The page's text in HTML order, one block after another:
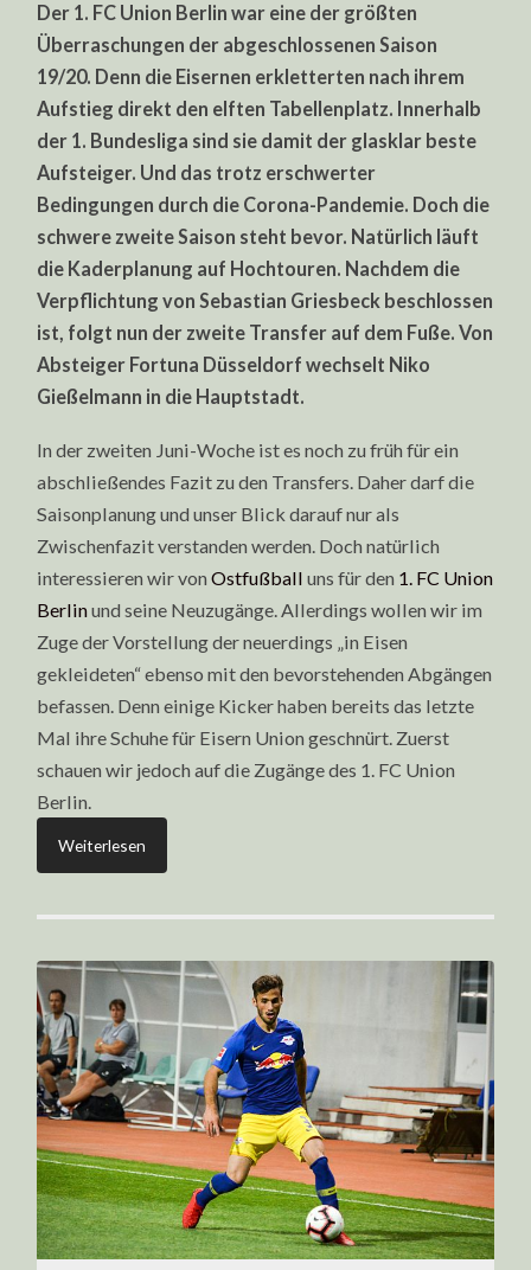
MIT
TRANSFER:
LEIBT E
RSTKLASSIG!
Der 1. FC Union Berlin war eine der größten
Überraschungen der abgeschlossenen Saison
19/20. Denn die Eisernen erkletterten nach ihrem
Aufstieg direkt den elften Tabellenplatz. Innerhalb
der 1. Bundesliga sind sie damit der glasklar beste
Aufsteiger. Und das trotz erschwerter
Bedingungen durch die Corona-Pandemie. Doch die
schwere zweite Saison steht bevor. Natürlich läuft
die Kaderplanung auf Hochtouren. Nachdem die
Verpflichtung von Sebastian Griesbeck beschlossen
ist, folgt nun der zweite Transfer auf dem Fuße. Von
Absteiger Fortuna Düsseldorf wechselt Niko
Gießelmann in die Hauptstadt.
In der zweiten Juni-Woche ist es noch zu früh für ein
abschließendes Fazit zu den Transfers. Daher darf die
Saisonplanung und unser Blick darauf nur als
Zwischenfazit verstanden werden. Doch natürlich
interessieren wir vonOstfußball uns für den 1. FC Union
Berlinund seine Neuzugänge. Allerdings wollen wir im
Zuge der Vorstellung der neuerdings „in Eisen
gekleideten“ ebenso mit den bevorstehenden Abgängen
befassen. Denn einige Kicker haben bereits das letzte
Mal ihre Schuhe für Eisern Union geschnürt. Zuerst
schauen wir jedoch auf die Zugänge des 1. FC Union
Berlin.
Weiterlesen